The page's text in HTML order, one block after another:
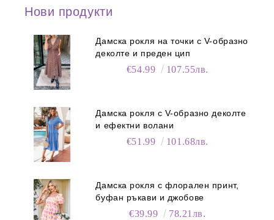
Нови продукти
Дамска рокля на точки с V-образно
деколте и преден цип
€54.99 107.55лв.
Дамска рокля с V-образно деколте
и ефектни волани
€51.99 101.68лв.
Дамска рокля с флорален принт,
буфан ръкави и джобове
€39.99 78.21лв.